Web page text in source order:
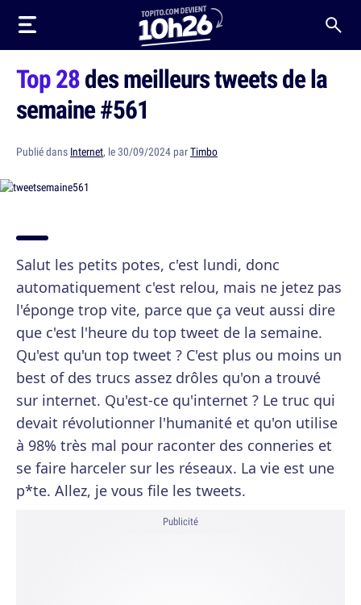
Top 28des meilleurs tweets de la
semaine #561
Publié dans Internet, le 30/09/2024 parTimbo
Salut les petits potes, c'est lundi, donc
automatiquement c'est relou, mais ne jetez pas
l'éponge trop vite, parce que ça veut aussi dire
que c'est l'heure du top tweet de la semaine.
Qu'est qu'un top tweet ? C'est plus ou moins un
best of des trucs assez drôles qu'on a trouvé
sur internet. Qu'est-ce qu'internet ? Le truc qui
devait révolutionner l'humanité et qu'on utilise
à 98% très mal pour raconter des conneries et
se faire harceler sur les réseaux. La vie est une
p*te. Allez, je vous file les tweets.
Publicité